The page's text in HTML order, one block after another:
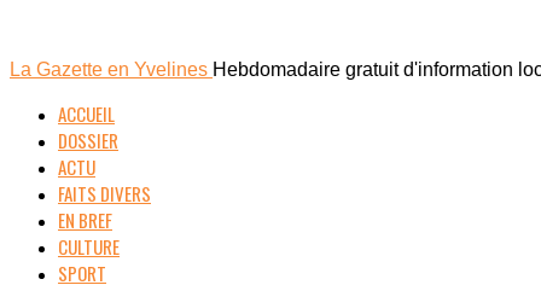
La Gazette en Yvelines Hebdomadaire gratuit d'information
ACCUEIL
DOSSIER
ACTU
FAITS DIVERS
EN BREF
CULTURE
SPORT